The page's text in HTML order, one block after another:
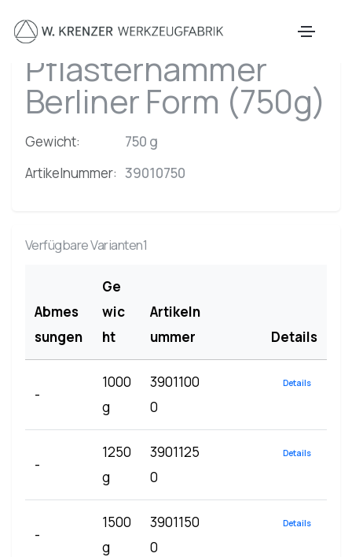
Pflasterhammer
Berliner Form (750g)
Gewicht:
750 g
Artikelnummer: 39010750
Verfügbare Varianten1
Abmes
sungen
Ge
wic
ht
Artikeln
ummer
Details
-
1000
g
3901100
0
Details
-
1250
g
3901125
0
Details
-
1500
g
3901150
0
Details